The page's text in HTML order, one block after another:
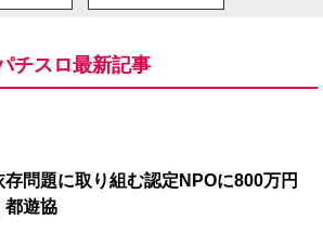
チスロ最新記事
存問題に取り組む認定NPOに800万円
都遊協